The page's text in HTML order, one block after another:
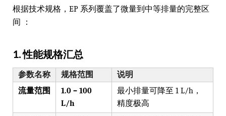
根据技术规格，EP 系列覆盖了微量到中等排量的完整区
间 ：
1. 性能规格汇总
参数名称 规格范围
说明
流量范围
1.0 – 100
L/h
最小排量可降至 1 L/h，
精度极高